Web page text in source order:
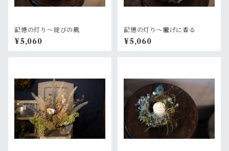
記憶の灯り〜綻びの風
¥5,060
記憶の灯り〜朧げに香る
¥5,060